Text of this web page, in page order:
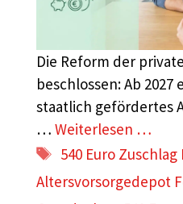
Die Reform der
beschlossen: Ab
staatlich gefördertes
… Weiterlesen …
Schlagwörter
540 Euro Zuschlag
Altersvorsorgedepot